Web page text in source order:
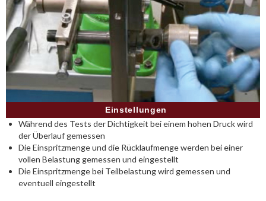
Einstellungen
Während des Tests der Dichtigkeit bei einem hohen Druck wird
der Überlauf gemessen
Die Einspritzmenge und die Rücklaufmenge werden bei einer
vollen Belastung gemessen und eingestellt
Die Einspritzmenge bei Teilbelastung wird gemessen und
eventuell eingestellt